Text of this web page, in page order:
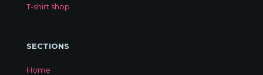
T-shirt shop
SECTIONS
Home